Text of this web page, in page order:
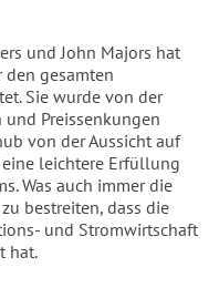
und John Majors hat
gesamten
Sie wurde von der
Preissenkungen
von der Aussicht auf
leichtere Erfüllung
Was auch immer die
bestreiten, dass die
und Stromwirtschaft
hat.